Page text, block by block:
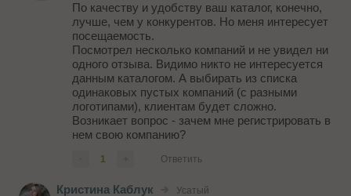
По качеству и удобству ваш каталог, конечно,
лучше, чем у конкурентов. Но меня интересует
посещаемость.
Посмотрел несколько компаний и не увидел ни
одного отзыва. Видимо никто не интересуется
данным каталогом. А выбирать из списка
одинаковых пустых компаний (с разными
логотипами), клиентам будет сложно.
Возникает вопрос - зачем мне регистрировать в
нем свою компанию?
1 Ответить
Кристина Каблук
Усатый